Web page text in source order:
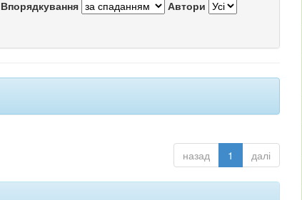
Впорядкування Автори
назад 1 далі